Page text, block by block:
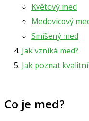
Květový med
Medovicový
Smíšený med
Jak vzniká med?
Jak poznat kvalitní
Co je med?